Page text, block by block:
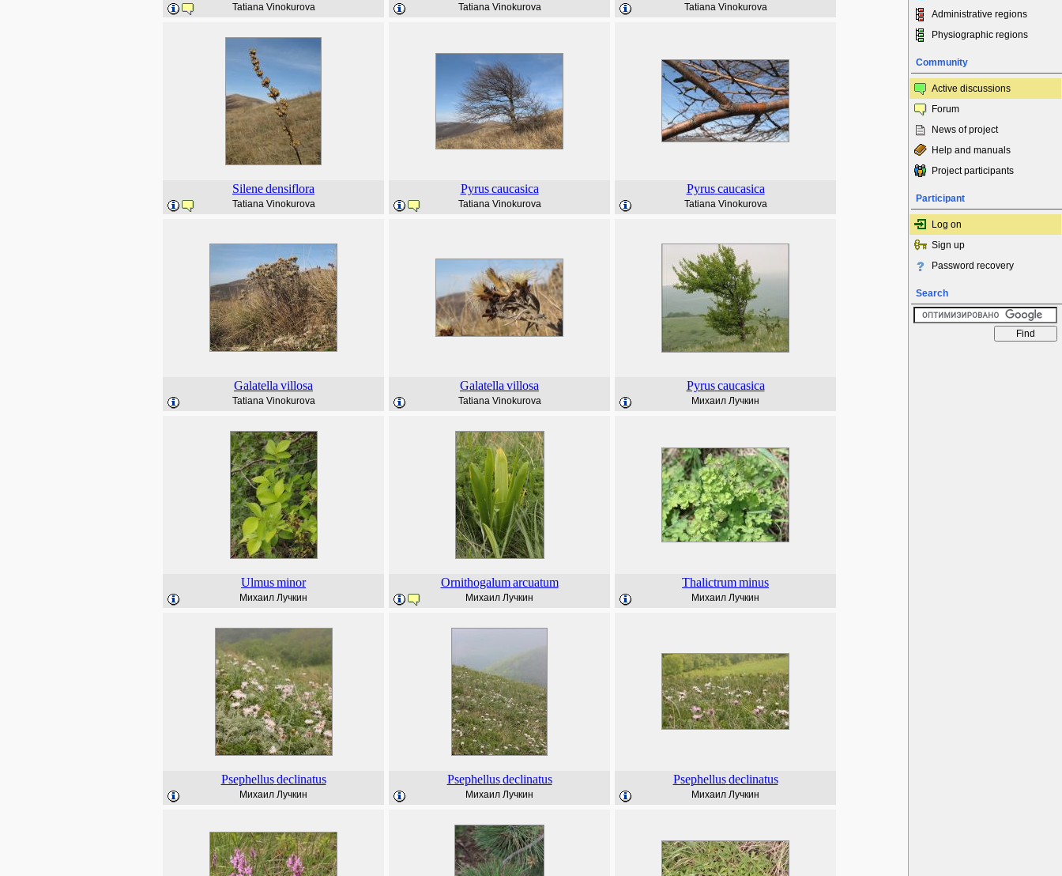
Tatiana Vinokurova Tatiana Vinokurova Tatiana Vinokurova
Silenedensiflora
Tatiana Vinokurova
Pyrus caucasica
Tatiana Vinokurova
Pyrus caucasica
Tatiana Vinokurova
Galatella villosa
Tatiana Vinokurova
Galatella villosa
Tatiana Vinokurova
Pyrus caucasica
Михаил Лучкин
Ulmusminor
Михаил Лучкин
Ornithogalum arcuatum
Михаил Лучкин
Thalictrumminus
Михаил Лучкин
Psephellus declinatus
Михаил Лучкин
Psephellus declinatus
Михаил Лучкин
Psephellus declinatus
Михаил Лучкин
Administrative regions
Physiographic regions
Community
Active discussions
Forum
News of project
Help and manuals
Project participants
Participant
Log on
Sign up
Password recovery
Search